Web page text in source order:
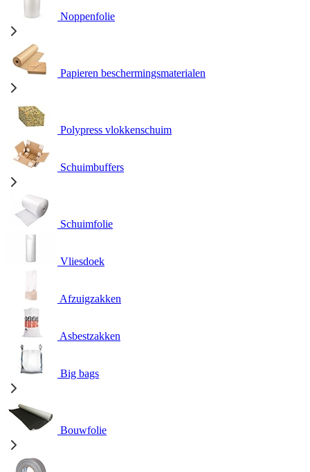
Noppenfolie
Papieren beschermingsmaterialen
Polypress vlokkenschuim
Schuimbuffers
Schuimfolie
Vliesdoek
Afzuigzakken
Asbestzakken
Big bags
Bouwfolie